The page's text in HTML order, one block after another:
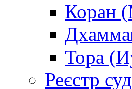
Коран
Тора
Реєстр